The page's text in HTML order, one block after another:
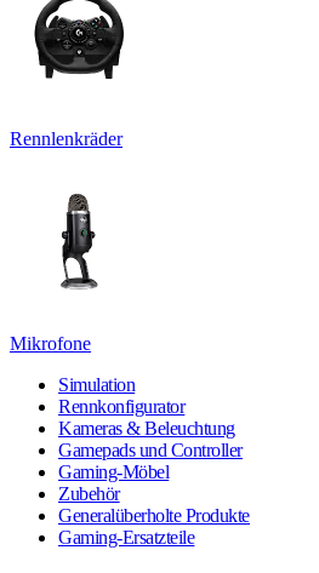
Rennlenkräder
Mikrofone
Simulation
Rennkonfigurator
Kameras & Beleuchtung
Gamepads und Controller
Gaming-Möbel
Zubehör
Generalüberholte Produkte
Gaming-Ersatzteile